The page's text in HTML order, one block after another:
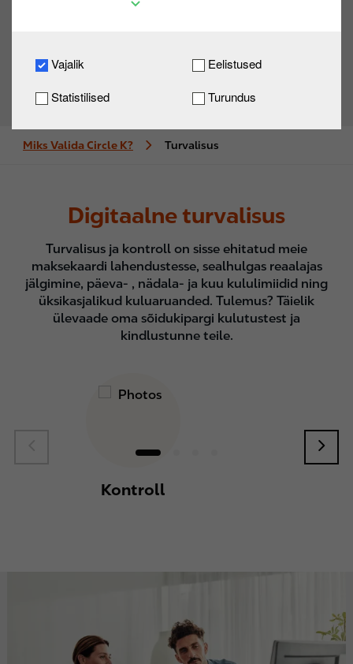
Vajalik
Eelistused
Statistilised
Turundus
mida teete kõige paremini, samal ajal
teie ettevõtte eest Circle K Pro
maksekaardi turvalisusega.
Miks Valida Circle K? Turvalisus
Digitaalne turvalisus
Turvalisus ja kontroll on sisse ehitatud meie
maksekaardi lahendustesse, sealhulgas reaalajas
jälgimine, päeva- , nädala- ja kuu kululimiidid ning
üksikasjalikud kuluaruanded. Tulemus? Täielik
ülevaade oma sõidukipargi kulutustest ja
kindlustunne teile.
Kontroll